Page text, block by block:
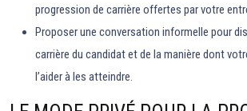
progression de carrière offertes par votre
Proposer une conversation informelle pour
carrière du candidat et de la manière dont
l’aider à les atteindre.